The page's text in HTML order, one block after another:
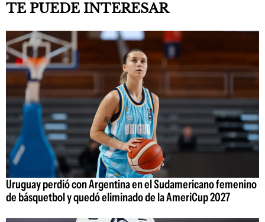
TE PUEDE INTERESAR
Uruguay perdió con Argentina en el Sudamericano femenino
de básquetbol y quedó eliminado de la AmeriCup 2027